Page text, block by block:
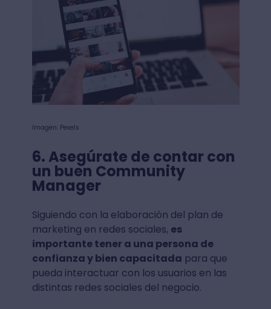
Imagen: Pexels
6. Asegúrate de contar con
un buen Community
Manager
Siguiendo con la elaboración del plan de
marketing en redes sociales, es
importante tener a una persona de
confianza y bien capacitada para que
pueda interactuar con los usuarios en las
distintas redes sociales del negocio.